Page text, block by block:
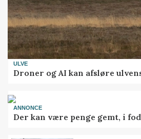
ULVE
Droner og AI kan afsløre
ANNONCE
Der kan være penge gemt, i